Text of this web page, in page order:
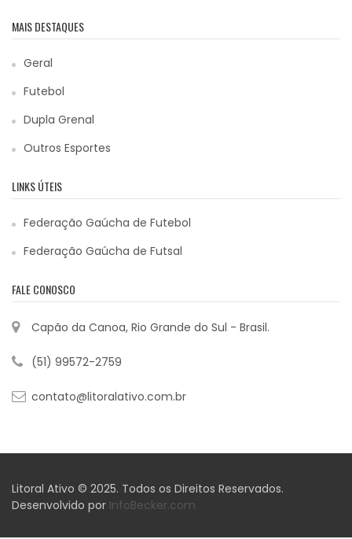
MAIS DESTAQUES
Geral
Futebol
Dupla Grenal
Outros Esportes
LINKS ÚTEIS
Federação Gaúcha de Futebol
Federação Gaúcha de Futsal
FALE CONOSCO
Capão da Canoa, Rio Grande do Sul - Brasil.
(51) 99572-2759
contato@litoralativo.com.br
Litoral Ativo © 2025. Todos os Direitos Reservados.
Desenvolvido por InfoBecker.com